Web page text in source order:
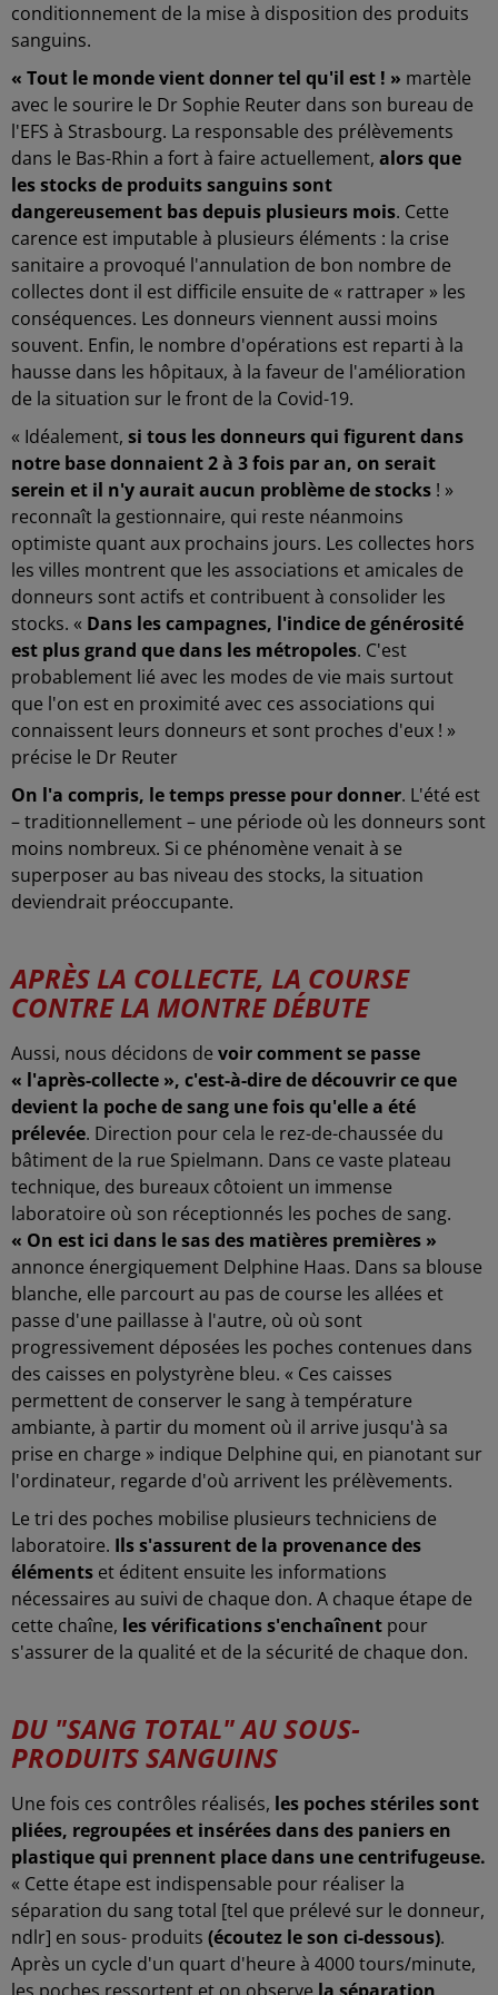
conditionnement de la mise à disposition des produits
sanguins.
« Tout le monde vient donner tel qu'il est ! » martèle
avec le sourire le Dr Sophie Reuter dans son bureau de
l'EFS à Strasbourg. La responsable des prélèvements
dans le Bas-Rhin a fort à faire actuellement, alors que
les stocks de produits sanguins sont
dangereusement bas depuis plusieurs mois. Cette
carence est imputable à plusieurs éléments : la crise
sanitaire a provoqué l'annulation de bon nombre de
collectes dont il est difficile ensuite de « rattraper » les
conséquences. Les donneurs viennent aussi moins
souvent. Enfin, le nombre d'opérations est reparti à la
hausse dans les hôpitaux, à la faveur de l'amélioration
de la situation sur le front de la Covid-19.
« Idéalement, si tous les donneurs qui figurent dans
notre base donnaient 2 à 3 fois par an, on serait
serein et il n'y aurait aucun problème de stocks ! »
reconnaît la gestionnaire, qui reste néanmoins
optimiste quant aux prochains jours. Les collectes hors
les villes montrent que les associations et amicales de
donneurs sont actifs et contribuent à consolider les
stocks. « Dans les campagnes, l'indice de générosité
est plus grand que dans les métropoles. C'est
probablement lié avec les modes de vie mais surtout
que l'on est en proximité avec ces associations qui
connaissent leurs donneurs et sont proches d'eux ! »
précise le Dr Reuter
On l'a compris, le temps presse pour donner. L'été est
– traditionnellement – une période où les donneurs sont
moins nombreux. Si ce phénomène venait à se
superposer au bas niveau des stocks, la situation
deviendrait préoccupante.
APRÈS LA COLLECTE, LA COURSE
CONTRE LA MONTRE DÉBUTE
Aussi, nous décidons de voir comment se passe
« l'après-collecte », c'est-à-dire de découvrir ce que
devient la poche de sang une fois qu'elle a été
prélevée. Direction pour cela le rez-de-chaussée du
bâtiment de la rue Spielmann. Dans ce vaste plateau
technique, des bureaux côtoient un immense
laboratoire où son réceptionnés les poches de sang.
« On est ici dans le sas des matières premières »
annonce énergiquement Delphine Haas. Dans sa blouse
blanche, elle parcourt au pas de course les allées et
passe d'une paillasse à l'autre, où où sont
progressivement déposées les poches contenues dans
des caisses en polystyrène bleu. « Ces caisses
permettent de conserver le sang à température
ambiante, à partir du moment où il arrive jusqu'à sa
prise en charge » indique Delphine qui, en pianotant sur
l'ordinateur, regarde d'où arrivent les prélèvements.
Le tri des poches mobilise plusieurs techniciens de
laboratoire. Ils s'assurent de la provenance des
éléments et éditent ensuite les informations
nécessaires au suivi de chaque don. A chaque étape de
cette chaîne, les vérifications s'enchaînent pour
s'assurer de la qualité et de la sécurité de chaque don.
DU "SANG TOTAL" AU SOUS-
PRODUITS SANGUINS
Une fois ces contrôles réalisés, les poches stériles sont
pliées, regroupées et insérées dans des paniers en
plastique qui prennent place dans une centrifugeuse.
« Cette étape est indispensable pour réaliser la
séparation du sang total [tel que prélevé sur le donneur,
ndlr] en sous- produits (écoutez le son ci-dessous).
Après un cycle d'un quart d'heure à 4000 tours/minute,